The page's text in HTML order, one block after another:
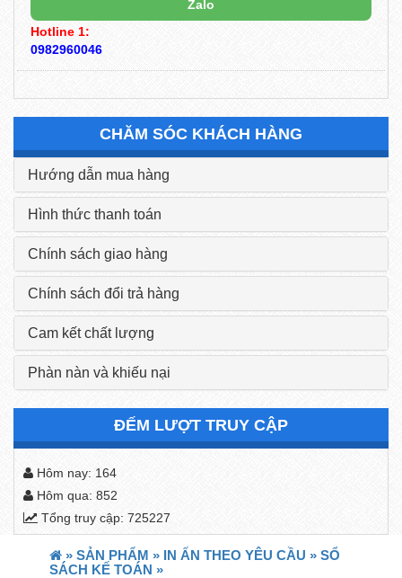
Zalo
Hotline 1:
0982960046
CHĂM SÓC KHÁCH HÀNG
Hướng dẫn mua hàng
Hình thức thanh toán
Chính sách giao hàng
Chính sách đổi trả hàng
Cam kết chất lượng
Phàn nàn và khiếu nại
ĐẾM LƯỢT TRUY CẬP
Hôm nay: 164
Hôm qua: 852
Tổng truy cập: 725227
» SẢN PHẨM » IN ẤN THEO YÊU CẦU » SỔ
SÁCH KẾ TOÁN »